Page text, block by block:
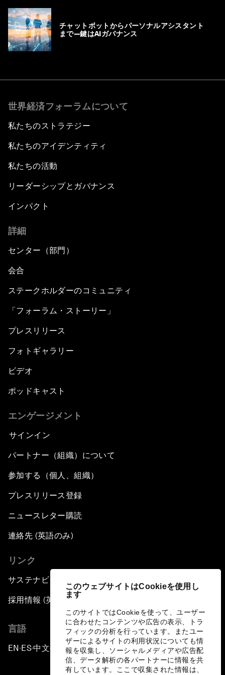
このウェブサイトはCookieを使用し
ます
このサイトではCookieを使って、ユーザー
に合わせたコンテンツや広告の表示、トラ
フィックの分析を行っています。またユー
ザーによるサイトの利用状況についても情
報を収集し、ソーシャルメディアや広告配
信、データ解析の各パートナーに情報を共
有しています。ここで収集された情報は、
チャットボットからパーソナルアシスタント
まで―鍵はAIガバナンス
世界経済フォーラムについて
私たちのストラテジー
私たちのアイデンティティ
私たちの活動
リーダーシップとガバナンス
インパクト
詳細
センター（部門）
会合
ステークホルダーのコミュニティ
「フォーラム・ストーリー」
プレスリリース
フォトギャラリー
ビデオ
ポッドキャスト
エンゲージメント
サインイン
パートナー（組織）について
参加する（個人、組織）
プレスリリース登録
ニュースレター購読
連絡先 (英語のみ)
リンク
サステナビリティへの取り組み
採用情報 (英語のみ)
言語
EN ▪ES▪中文▪ 日本語